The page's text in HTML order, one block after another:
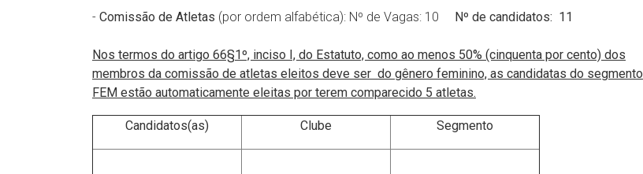
- Comissão de Atletas (por ordem alfabética): Nº de Vagas: 10 Nº de candidatos: 11
Nos termos do artigo 66§1º, inciso I, do Estatuto, como ao menos 50% (cinquenta por cento) dos
membros da comissão de atletas eleitos deve ser do gênero feminino, as candidatas do segmento
FEM estão automaticamente eleitas por terem comparecido 5 atletas.
Candidatos(as) Clube Segmento